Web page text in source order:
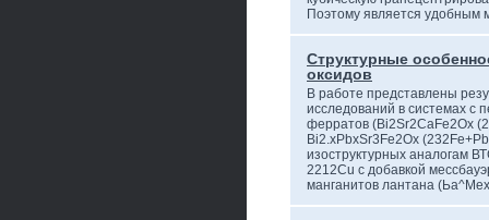
Поэтому является
Структурные
оксидов
В работе представлены
исследований в системах с
ферратов (Bi2Sr2CaFe2Ox
Bi2.xPbxSr3Fe2Ox
изоструктурных аналогам
2212Cu с добавкой
манганитов лантана